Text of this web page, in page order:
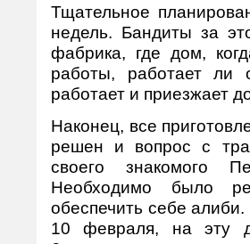
Тщательное
недель. Бандиты за
фабрика, где дом,
работы, работает ли
работает и приезжает
Наконец, все
решен и вопрос с
своего знакомого
Необходимо было
обеспечить себе
10 февраля, на эту